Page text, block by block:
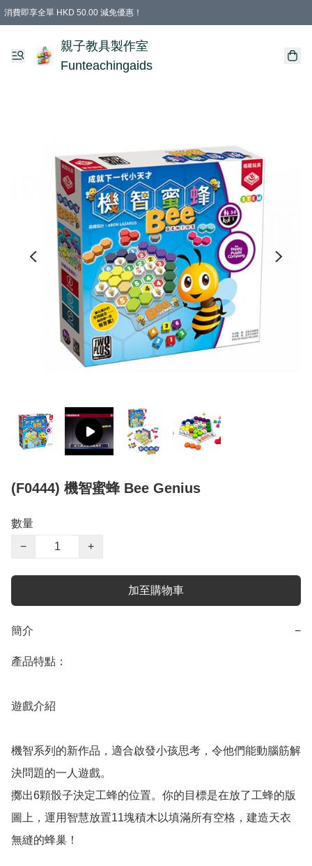
消費即享全單 HKD 50.00 減免優惠！
購物滿 HKD 699.00即享免運費優惠！（適用於 特定的送貨方式 )
凡購物滿HKD 699.00，即享免費禮品
親子教具製作室
Funteachingaids
(F0444) 機智蜜蜂 Bee Genius
數量
−
+
加至購物車
簡介 −
產品特點：
遊戲介紹
機智系列的新作品，適合啟發小孩思考，令他們能動腦筋解
決問題的一人遊戲。
擲出6顆骰子決定工蜂的位置。你的目標是在放了工蜂的版
圖上，運用智慧放置11塊積木以填滿所有空格，建造天衣
無縫的蜂巢！